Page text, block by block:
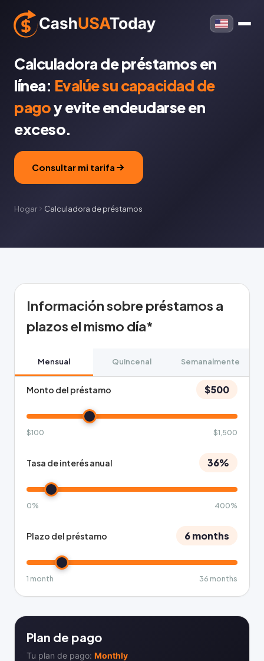
Calculadora de préstamos en
línea: Evalúe su capacidad de
pagoy evite endeudarse en
exceso.
Consultar mi tarifa
Hogar Calculadora de préstamos
Información sobre préstamos a
plazos el mismo día*
Mensual Quincenal Semanalmente
Monto del préstamo $500
$100 $1,500
Tasa de interés anual 36%
0% 400%
Plazo del préstamo 6 months
1 month 36 months
Plan de pago
Tu plan de pago: Monthly